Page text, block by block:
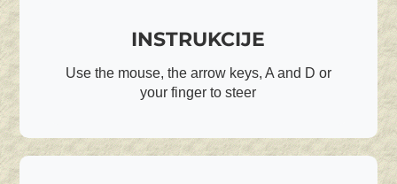
INSTRUKCIJE
Use the mouse, the arrow keys, A and D or
your finger to steer